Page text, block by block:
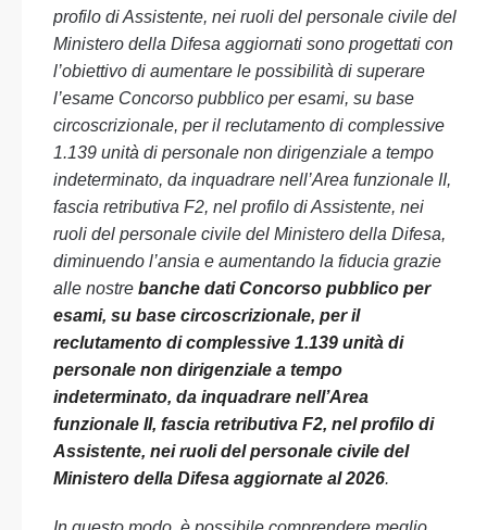
profilo di Assistente, nei ruoli del personale civile del
Ministero della Difesa aggiornati sono progettati con
l’obiettivo di aumentare le possibilità di superare
l’esame Concorso pubblico per esami, su base
circoscrizionale, per il reclutamento di complessive
1.139 unità di personale non dirigenziale a tempo
indeterminato, da inquadrare nell’Area funzionale II,
fascia retributiva F2, nel profilo di Assistente, nei
ruoli del personale civile del Ministero della Difesa,
diminuendo l’ansia e aumentando la fiducia grazie
alle nostre banche dati Concorso pubblico per
esami, su base circoscrizionale, per il
reclutamento di complessive 1.139 unità di
personale non dirigenziale a tempo
indeterminato, da inquadrare nell’Area
funzionale II, fascia retributiva F2, nel profilo di
Assistente, nei ruoli del personale civile del
Ministero della Difesa aggiornate al 2026.